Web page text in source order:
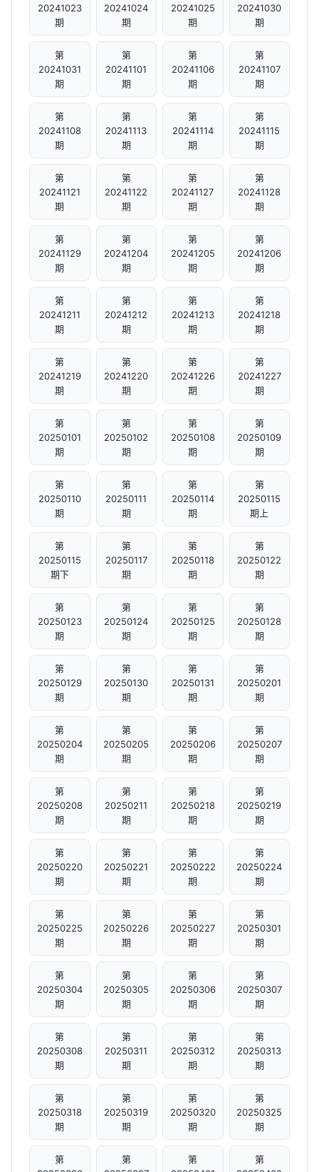
20241023
期
20241024
期
20241025
期
20241030
期
第
20241031
期
第
20241101
期
第
20241106
期
第
20241107
期
第
20241108
期
第
20241113
期
第
20241114
期
第
20241115
期
第
20241121
期
第
20241122
期
第
20241127
期
第
20241128
期
第
20241129
期
第
20241204
期
第
20241205
期
第
20241206
期
第
20241211
期
第
20241212
期
第
20241213
期
第
20241218
期
第
20241219
期
第
20241220
期
第
20241226
期
第
20241227
期
第
20250101
期
第
20250102
期
第
20250108
期
第
20250109
期
第
20250110
期
第
20250111
期
第
20250114
期
第
20250115
期上
第
20250115
期下
第
20250117
期
第
20250118
期
第
20250122
期
第
20250123
期
第
20250124
期
第
20250125
期
第
20250128
期
第
20250129
期
第
20250130
期
第
20250131
期
第
20250201
期
第
20250204
期
第
20250205
期
第
20250206
期
第
20250207
期
第
20250208
期
第
20250211
期
第
20250218
期
第
20250219
期
第
20250220
期
第
20250221
期
第
20250222
期
第
20250224
期
第
20250225
期
第
20250226
期
第
20250227
期
第
20250301
期
第
20250304
期
第
20250305
期
第
20250306
期
第
20250307
期
第
20250308
期
第
20250311
期
第
20250312
期
第
20250313
期
第
20250318
期
第
20250319
期
第
20250320
期
第
20250325
期
第
第
第
第